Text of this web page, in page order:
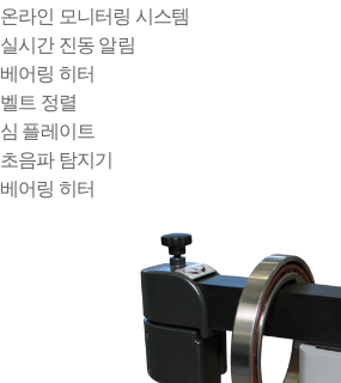
온라인 모니터링 시스템
실시간 진동 알림
베어링 히터
벨트 정렬
심 플레이트
초음파 탐지기
베어링 히터